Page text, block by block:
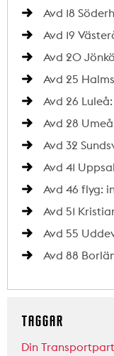
Avd 18
Avd 19
Avd 20
Avd 25
Avd 26
Avd 28
Avd 32
Avd 41
Avd 46 flyg:
Avd 51
Avd 55
Avd 88
TAGGAR
Din